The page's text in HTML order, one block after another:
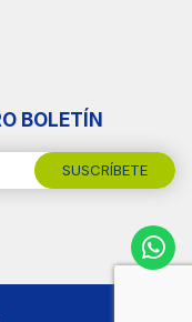
BOLETÍN
SUSCRÍBETE